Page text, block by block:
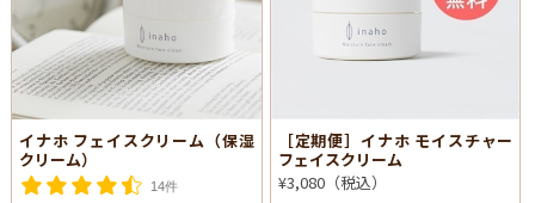
イナホ フェイスクリーム（保湿
クリーム）
14件
［定期便］イナホ モイスチャー
フェイスクリーム
¥3,080（税込）